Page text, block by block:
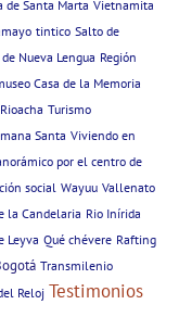
de Santa Marta Vietnamita
tintico Salto de
de Nueva Lengua Región
Casa de la Memoria
Rioacha Turismo
Santa Viviendo en
por el centro de
social Wayuu Vallenato
la Candelaria Rio Inírida
Leyva Qué chévere Rafting
Transmilenio
Reloj Testimonios